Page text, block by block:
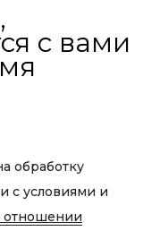
с вами
обработку
с условиями и
отношении